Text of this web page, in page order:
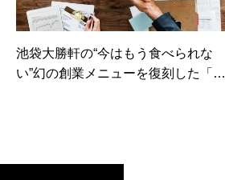
池袋大勝軒の“今はもう食べられな
い”幻の創業メニューを復刻した「復